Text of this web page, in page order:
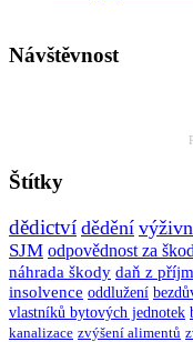
Návštěvnost
Štítky
dědictví dědění
SJM odpovědnost za
náhrada škody daň z
insolvence oddlužení
vlastníků bytových jednotek
kanalizace zvýšení alimentů